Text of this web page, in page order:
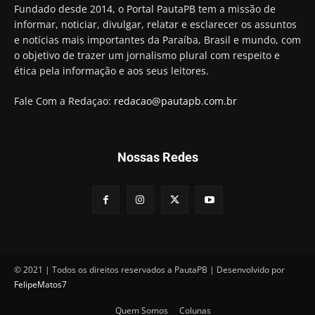
Hugo Motta retira projeto que permitia bancos
"confiscar" dinheiro de clientes
01:49
Descaso da gestão Panta deixa crianças e
professoras 'ilhadas' em creche
00:16
Fundado desde 2014, o Portal PautaPB tem a missão de
informar, noticiar, divulgar, relatar e esclarecer os assuntos
e notícias mais importantes da Paraíba, Brasil e mundo, com
o objetivo de trazer um jornalismo plural com respeito e
ética pela informação e aos seus leitores.
Fale Com a Redaçao: redacao@pautapb.com.br
Nossas Redes
© 2021 | Todos os direitos reservados a PautaPB | Desenvolvido por
FelipeMatos7
Quem Somos Colunas